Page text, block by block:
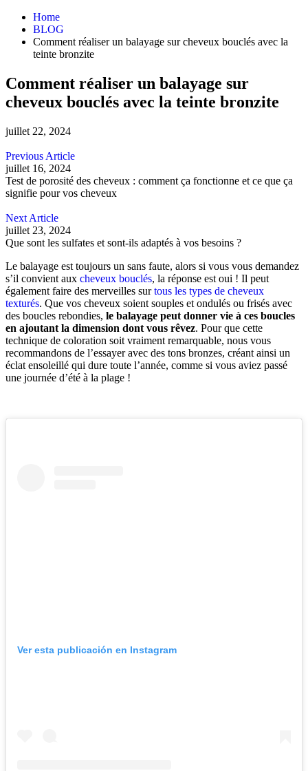
Home
BLOG
Comment réaliser un balayage sur cheveux bouclés avec la
teinte bronzite
Comment réaliser un balayage sur
cheveux bouclés avec la teinte bronzite
juillet 22, 2024
Previous Article
juillet 16, 2024
Test de porosité des cheveux : comment ça fonctionne et ce que ça
signifie pour vos cheveux
Next Article
juillet 23, 2024
Que sont les sulfates et sont-ils adaptés à vos besoins ?
Le balayage est toujours un sans faute, alors si vous vous demandez
s’il convient aux cheveux bouclés, la réponse est oui ! Il peut
également faire des merveilles surtous les types de cheveux
texturés. Que vos cheveux soient souples et ondulés ou frisés avec
des boucles rebondies, le balayage peut donner vie à ces boucles
en ajoutant la dimension dont vous rêvez. Pour que cette
technique de coloration soit vraiment remarquable, nous vous
recommandons de l’essayer avec des tons bronzes, créant ainsi un
éclat ensoleillé qui dure toute l’année, comme si vous aviez passé
une journée d’été à la plage !
Ver esta publicación en Instagram